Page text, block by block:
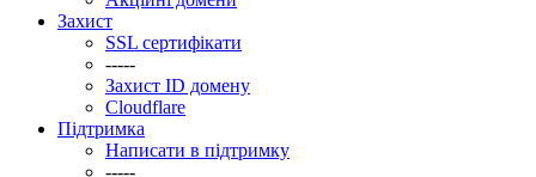
Захист
SSL сертифікати
-----
Захист ID домену
Clоudflare
Підтримка
Написати в підтримку
-----